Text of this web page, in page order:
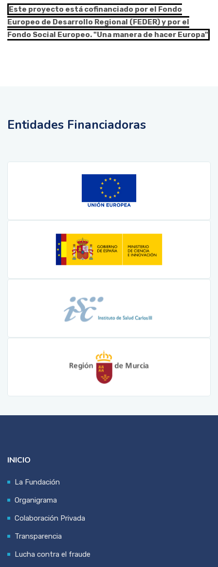
Este proyecto está cofinanciado por el Fondo
Europeo de Desarrollo Regional (FEDER) y por el
Fondo Social Europeo. "Una manera de hacer Europa"
Entidades Financiadoras
INICIO
La Fundación
Organigrama
Colaboración Privada
Transparencia
Lucha contra el fraude